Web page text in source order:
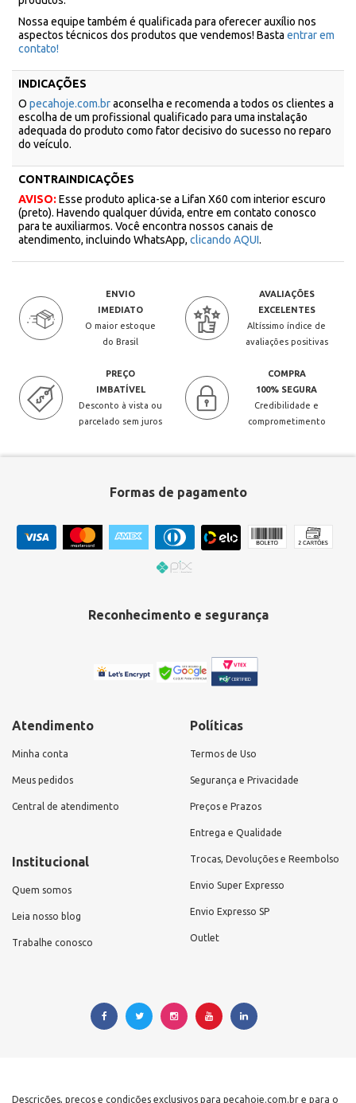
Nossa equipe também é qualificada para oferecer auxílio nos
aspectos técnicos dos produtos que vendemos! Basta entrar em
contato!
INDICAÇÕES
O pecahoje.com.braconselha e recomenda a todos os clientes a
escolha de um profissional qualificado para uma instalação
adequada do produto como fator decisivo do sucesso no reparo
do veículo.
CONTRAINDICAÇÕES
AVISO: Esse produto aplica-se a Lifan X60 com interior escuro
(preto). Havendo qualquer dúvida, entre em contato conosco
para te auxiliarmos. Você encontra nossos canais de
atendimento, incluindo WhatsApp, clicando AQUI.
ENVIO
IMEDIATO
O maior estoque
do Brasil
AVALIAÇÕES
EXCELENTES
Altíssimo índice de
avaliações positivas
PREÇO
IMBATÍVEL
Desconto à vista ou
parcelado sem juros
COMPRA
100% SEGURA
Credibilidade e
comprometimento
Formas de pagamento
Reconhecimento e segurança
Atendimento
Minha conta
Meus pedidos
Central de atendimento
Institucional
Quem somos
Leia nosso blog
Trabalhe conosco
Políticas
Termos de Uso
Segurança e Privacidade
Preços e Prazos
Entrega e Qualidade
Trocas, Devoluções e Reembolso
Envio Super Expresso
Envio Expresso SP
Outlet
Descrições, preços e condições exclusivos para pecahoje.com.br e para o